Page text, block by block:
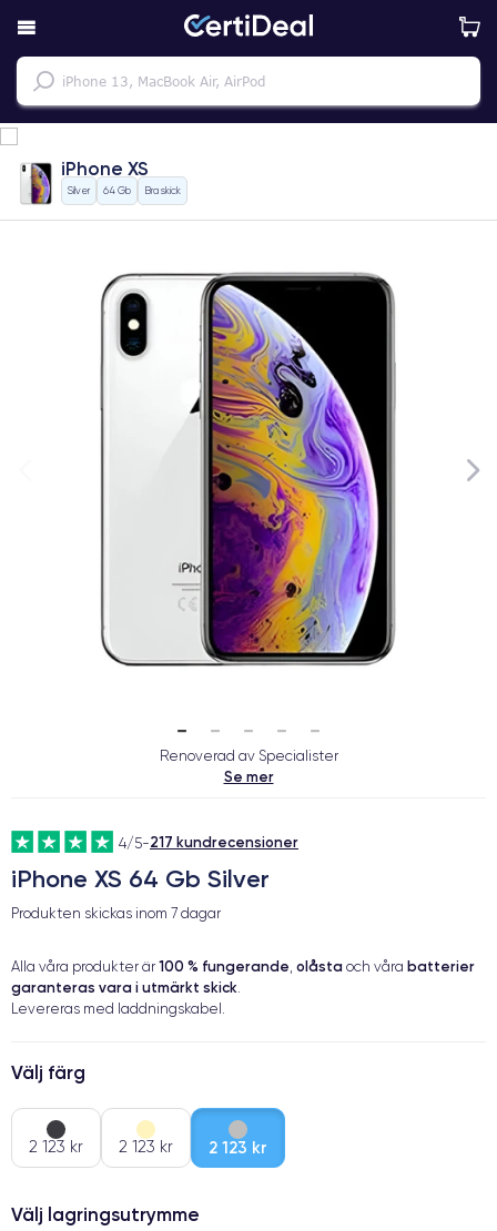
iPhone XS
Silver 64 Gb Bra skick
Renoverad av Specialister
Se mer
4/5-217 kundrecensioner
iPhone XS 64 Gb Silver
Produkten skickas inom 7 dagar
Alla våra produkter är 100 % fungerande, olåsta och våra batterier
garanteras vara i utmärkt skick.
Levereras med laddningskabel.
Välj färg
2 123 kr 2 123 kr 2 123 kr
Välj lagringsutrymme